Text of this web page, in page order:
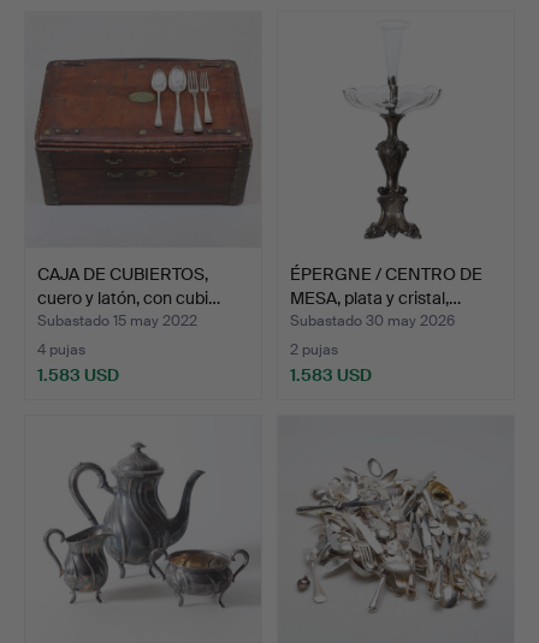
CAJA DE CUBIERTOS,
cuero y latón, con cubi…
Subastado 15 may 2022
4 pujas
1.583 USD
ÉPERGNE / CENTRO DE
MESA, plata y cristal,…
Subastado 30 may 2026
2 pujas
1.583 USD